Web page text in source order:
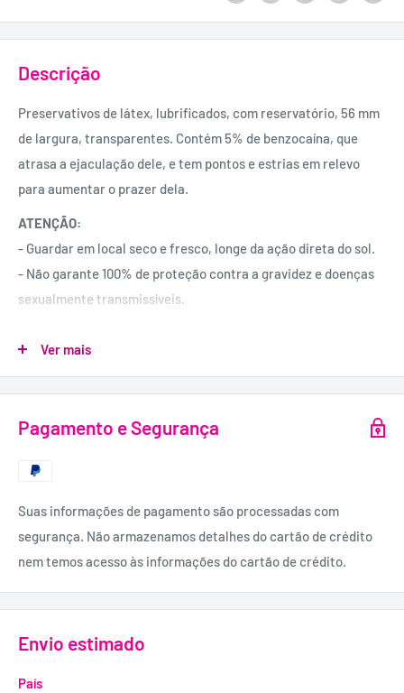
Descrição
Preservativos de látex, lubrificados, com reservatório, 56 mm
de largura, transparentes. Contém 5% de benzocaína, que
atrasa a ejaculação dele, e tem pontos e estrias em relevo
para aumentar o prazer dela.
ATENÇÃO:
- Guardar em local seco e fresco, longe da ação direta do sol.
- Não garante 100% de proteção contra a gravidez e doenças
sexualmente transmissíveis.
- Compatível com lubrificantes durex. Não usar lubrificantes
de base oleosa.
- Utilizar apenas uma vez.
- Ler atentamente o folheto que se encontra no interior da
- O lubrificante pode causar ardor e irritação.
QUANTIDADE
12 preservativos.
Ver mais
Pagamento e Segurança
Suas informações de pagamento são processadas com
segurança. Não armazenamos detalhes do cartão de crédito
nem temos acesso às informações do cartão de crédito.
Envio estimado
País